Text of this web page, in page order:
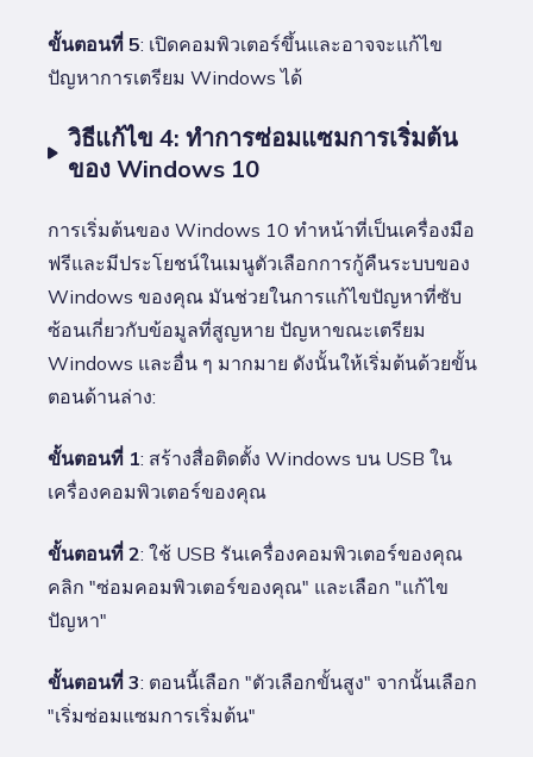
ขั้นตอนที่ 5: เปิดคอมพิวเตอร์ขึ้นและอาจจะแก้ไข
ปัญหาการเตรียม Windows ได้
วิธีแก้ไข 4: ทำการซ่อมแซมการเริ่มต้น
ของ Windows 10
การเริ่มต้นของ Windows 10 ทำหน้าที่เป็นเครื่องมือ
ฟรีและมีประโยชน์ในเมนูตัวเลือกการกู้คืนระบบของ
Windows ของคุณ มันช่วยในการแก้ไขปัญหาที่ซับ
ซ้อนเกี่ยวกับข้อมูลที่สูญหาย ปัญหาขณะเตรียม
Windows และอื่น ๆ มากมาย ดังนั้นให้เริ่มต้นด้วยขั้น
ตอนด้านล่าง:
ขั้นตอนที่ 1: สร้างสื่อติดตั้ง Windows บน USB ใน
เครื่องคอมพิวเตอร์ของคุณ
ขั้นตอนที่ 2: ใช้ USB รันเครื่องคอมพิวเตอร์ของคุณ
คลิก "ซ่อมคอมพิวเตอร์ของคุณ" และเลือก "แก้ไข
ปัญหา"
ขั้นตอนที่ 3: ตอนนี้เลือก "ตัวเลือกขั้นสูง" จากนั้นเลือก
"เริ่มซ่อมแซมการเริ่มต้น"